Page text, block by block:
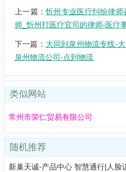
上一篇：忻州专业医疗纠纷律
师_忻州打医疗官司的律师-医疗
下一篇： 大同到泉州物流专线-
泉州物流公司-点到物流
类似网站
常州市荣仁贸易有限公司
随机推荐